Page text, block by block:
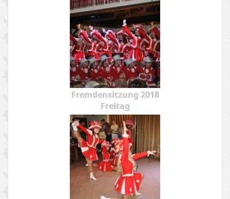
Fremdensitzung 2018
Freitag